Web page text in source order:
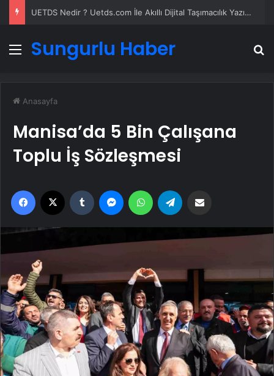
UETDS Nedir ? Uetds.com İle Akıllı Dijital Taşımacılık Yazılımı
Menü
Sungurlu Haber
Anasayfa
Manisa’da 5 Bin Çalışana
Toplu İş Sözleşmesi
Facebook Tumblr MessengerWhatsApp